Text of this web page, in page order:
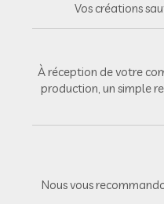
Vos créations
À réception de votre
production, un simple
Nous vous